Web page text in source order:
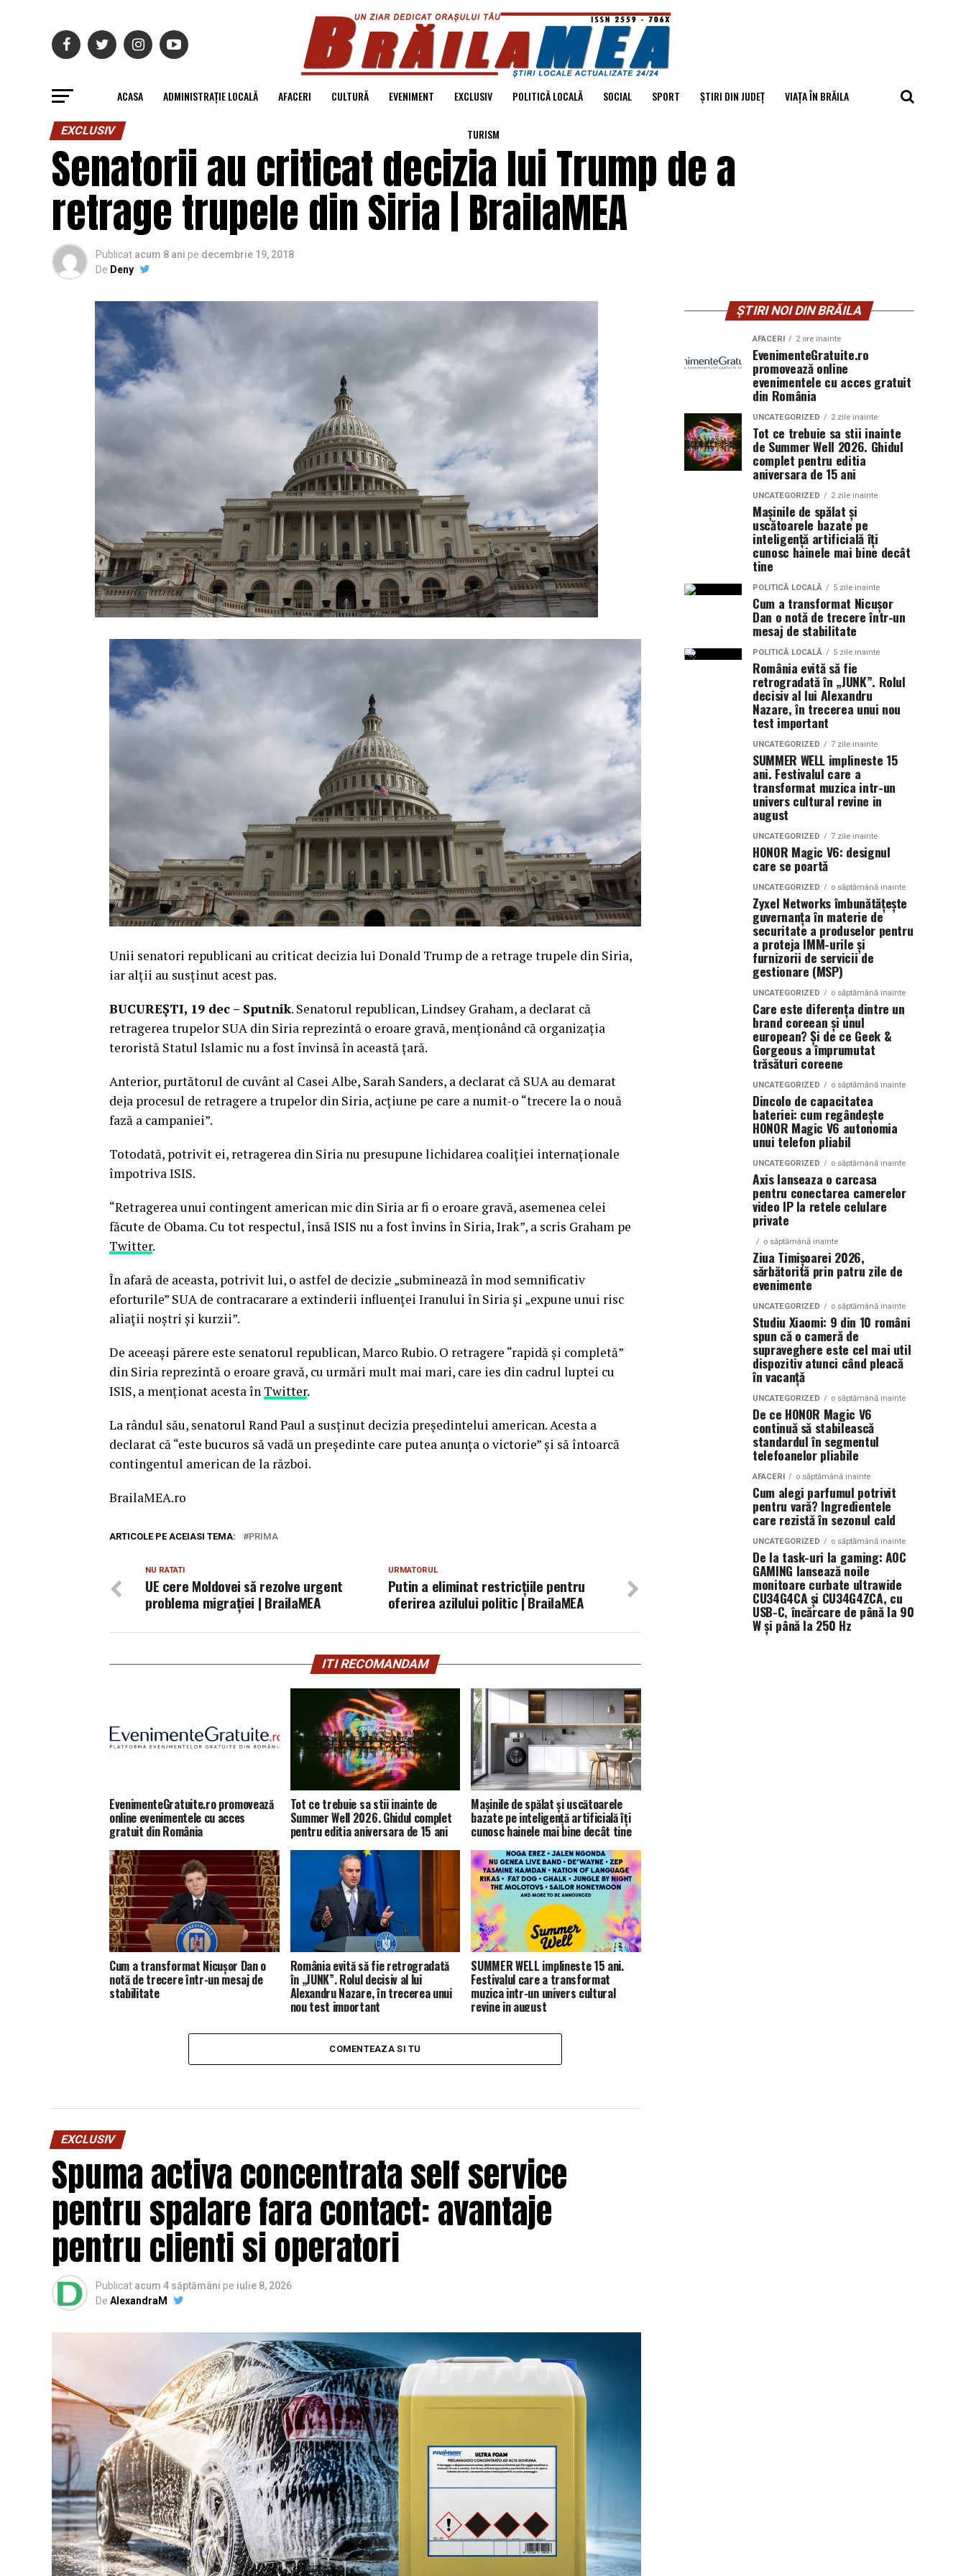
ACASA ADMINISTRAȚIE LOCALĂ AFACERI CULTURĂ EVENIMENT EXCLUSIV POLITICĂ LOCALĂ SOCIAL SPORT ȘTIRI DIN JUDEȚ VIAȚA ÎN BRĂILA
TURISM
EXCLUSIV
Senatorii au criticat decizia lui Trump de a
retrage trupele din Siria | BrailaMEA
Publicat acum 8 ani pe decembrie 19, 2018
De Deny
Unii senatori republicani au criticat decizia lui Donald Trump de a retrage trupele din Siria,
iar alții au susținut acest pas.
BUCUREȘTI, 19 dec – Sputnik. Senatorul republican, Lindsey Graham, a declarat că
retragerea trupelor SUA din Siria reprezintă o eroare gravă, menționând că organizația
teroristă Statul Islamic nu a fost învinsă în această țară.
Anterior, purtătorul de cuvânt al Casei Albe, Sarah Sanders, a declarat că SUA au demarat
deja procesul de retragere a trupelor din Siria, acțiune pe care a numit-o “trecere la o nouă
fază a campaniei”.
Totodată, potrivit ei, retragerea din Siria nu presupune lichidarea coaliției internaționale
împotriva ISIS.
“Retragerea unui contingent american mic din Siria ar fi o eroare gravă, asemenea celei
făcute de Obama. Cu tot respectul, însă ISIS nu a fost învins în Siria, Irak”, a scris Graham pe
Twitter.
În afară de aceasta, potrivit lui, o astfel de decizie „subminează în mod semnificativ
eforturile” SUA de contracarare a extinderii influenței Iranului în Siria și „expune unui risc
aliații noștri și kurzii”.
De aceeași părere este senatorul republican, Marco Rubio. O retragere “rapidă și completă”
din Siria reprezintă o eroare gravă, cu urmări mult mai mari, care ies din cadrul luptei cu
ISIS, a menționat acesta în Twitter.
La rândul său, senatorul Rand Paul a susținut decizia președintelui american. Acesta a
declarat că “este bucuros să vadă un președinte care putea anunța o victorie” și să întoarcă
contingentul american de la război.
BrailaMEA.ro
ARTICOLE PE ACEIASI TEMA: PRIMA
URMATORUL
Putin a eliminat restricțiile pentru
oferirea azilului politic | BrailaMEA
NU RATATI
UE cere Moldovei să rezolve urgent
problema migrației | BrailaMEA
ITI RECOMANDAM
EvenimenteGratuite.ro promovează
online evenimentele cu acces
gratuit din România
Tot ce trebuie sa stii inainte de
Summer Well 2026. Ghidul complet
pentru editia aniversara de 15 ani
Mașinile de spălat și uscătoarele
bazate pe inteligență artificială îți
cunosc hainele mai bine decât tine
Cum a transformat Nicușor Dan o
notă de trecere într-un mesaj de
stabilitate
România evită să fie retrogradată
în „JUNK”. Rolul decisiv al lui
Alexandru Nazare, în trecerea unui
nou test important
SUMMER WELL implineste 15 ani.
Festivalul care a transformat
muzica intr-un univers cultural
revine in august
COMENTEAZA SI TU
EXCLUSIV
Spuma activa concentrata self service
pentru spalare fara contact: avantaje
pentru clienti si operatori
Publicat acum 4 săptămâni pe iulie 8, 2026
De AlexandraM
ȘTIRI NOI DIN BRĂILA
AFACERI 2 ore inainte
EvenimenteGratuite.ro
promovează online
evenimentele cu acces gratuit
din România
UNCATEGORIZED 2 zile inainte
Tot ce trebuie sa stii inainte
de Summer Well 2026. Ghidul
complet pentru editia
aniversara de 15 ani
UNCATEGORIZED 2 zile inainte
Mașinile de spălat și
uscătoarele bazate pe
inteligență artificială îți
cunosc hainele mai bine decât
tine
POLITICĂ LOCALĂ 5 zile inainte
Cum a transformat Nicușor
Dan o notă de trecere într-un
mesaj de stabilitate
POLITICĂ LOCALĂ 5 zile inainte
România evită să fie
retrogradată în „JUNK”. Rolul
decisiv al lui Alexandru
Nazare, în trecerea unui nou
test important
UNCATEGORIZED 7 zile inainte
SUMMER WELL implineste 15
ani. Festivalul care a
transformat muzica intr-un
univers cultural revine in
august
UNCATEGORIZED 7 zile inainte
HONOR Magic V6: designul
care se poartă
UNCATEGORIZED o săptămână inainte
Zyxel Networks îmbunătățește
guvernanța în materie de
securitate a produselor pentru
a proteja IMM-urile și
furnizorii de servicii de
gestionare (MSP)
UNCATEGORIZED o săptămână inainte
Care este diferența dintre un
brand coreean și unul
european? Și de ce Geek &
Gorgeous a împrumutat
trăsături coreene
UNCATEGORIZED o săptămână inainte
Dincolo de capacitatea
bateriei: cum regândește
HONOR Magic V6 autonomia
unui telefon pliabil
UNCATEGORIZED o săptămână inainte
Axis lanseaza o carcasa
pentru conectarea camerelor
video IP la retele celulare
private
o săptămână inainte
Ziua Timișoarei 2026,
sărbătorită prin patru zile de
evenimente
UNCATEGORIZED o săptămână inainte
Studiu Xiaomi: 9 din 10 români
spun că o cameră de
supraveghere este cel mai util
dispozitiv atunci când pleacă
în vacanță
UNCATEGORIZED o săptămână inainte
De ce HONOR Magic V6
continuă să stabilească
standardul în segmentul
telefoanelor pliabile
AFACERI o săptămână inainte
Cum alegi parfumul potrivit
pentru vară? Ingredientele
care rezistă în sezonul cald
UNCATEGORIZED o săptămână inainte
De la task-uri la gaming: AOC
GAMING lansează noile
monitoare curbate ultrawide
CU34G4CA și CU34G4ZCA, cu
USB-C, încărcare de până la 90
W și până la 250 Hz